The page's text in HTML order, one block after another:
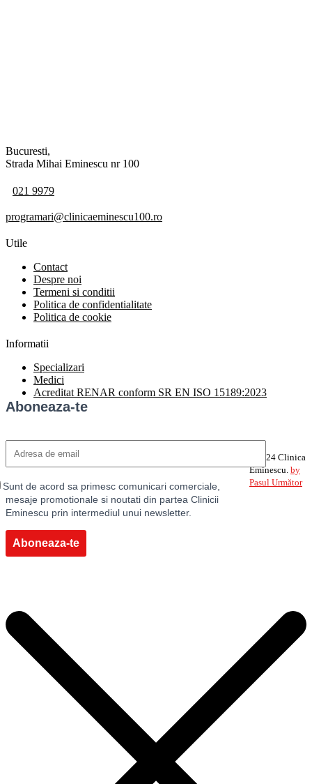
Bucuresti,
Strada Mihai Eminescu nr 100
021 9979
programari@clinicaeminescu100.ro
Utile
Contact
Despre noi
Termeni si conditii
Politica de confidentialitate
Politica de cookie
Informatii
Specializari
Medici
Acreditat RENAR conform SR EN ISO 15189:2023
Aboneaza-te
Sunt de acord sa primesc comunicari comerciale,
mesaje promotionale si noutati din partea Clinicii
Eminescu prin intermediul unui newsletter.
Aboneaza-te
©2024 Clinica
Eminescu. by
Pasul Următor